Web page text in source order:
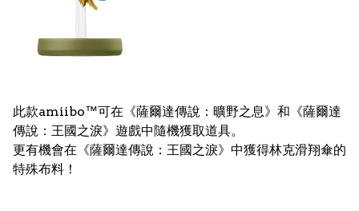
此款amiibo™可在《薩爾達傳說：曠野之息》和《薩爾達
傳說：王國之淚》遊戲中隨機獲取道具。
更有機會在《薩爾達傳說：王國之淚》中獲得林克滑翔傘的
特殊布料！